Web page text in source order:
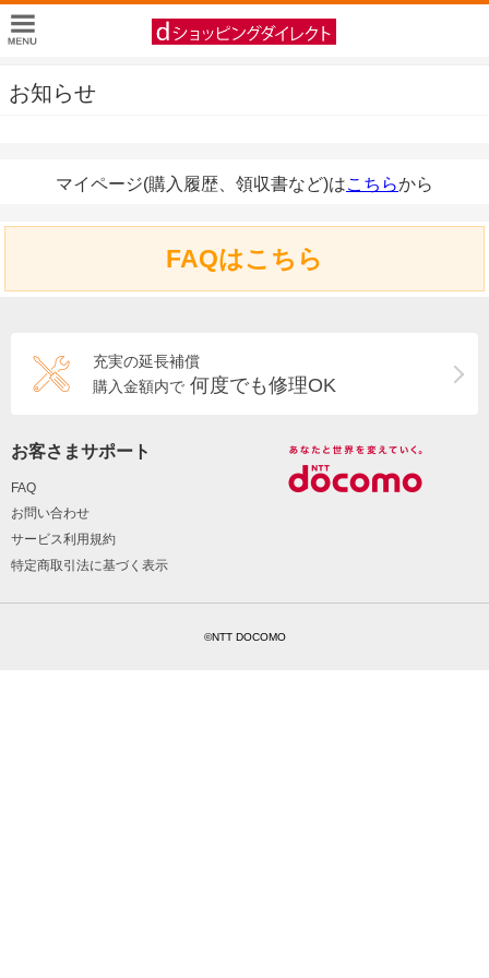
お知らせ
マイページ(購入履歴、領収書など)はこちらから
FAQはこちら
充実の延長補償
購入金額内で 何度でも修理OK
お客さまサポート
FAQ
お問い合わせ
サービス利用規約
特定商取引法に基づく表示
©NTT DOCOMO